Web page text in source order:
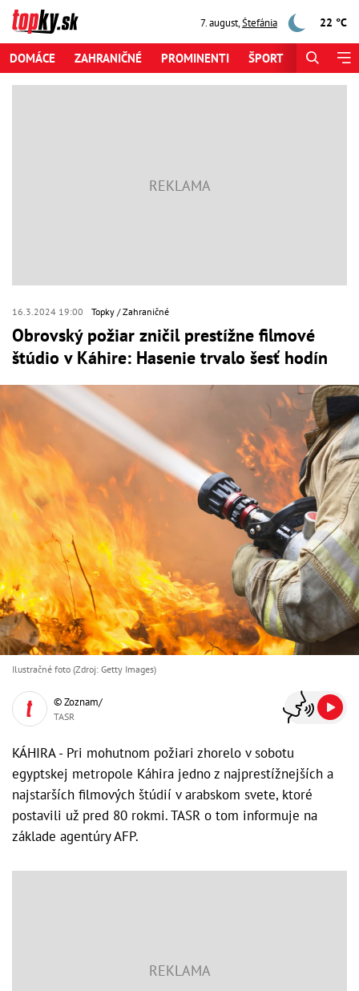
7. august,Štefánia 22 °C
DOMÁCE ZAHRANIČNÉ PROMINENTI ŠPORT
16.3.2024 19:00 Topky Zahraničné
Obrovský požiar zničil prestížne filmové
štúdio v Káhire: Hasenie trvalo šesť hodín
Ilustračné foto (Zdroj: Getty Images)
© Zoznam/
TASR
KÁHIRA - Pri mohutnom požiari zhorelo v sobotu
egyptskej metropole Káhira jedno z najprestížnejších a
najstarších filmových štúdií v arabskom svete, ktoré
postavili už pred 80 rokmi. TASR o tom informuje na
základe agentúry AFP.